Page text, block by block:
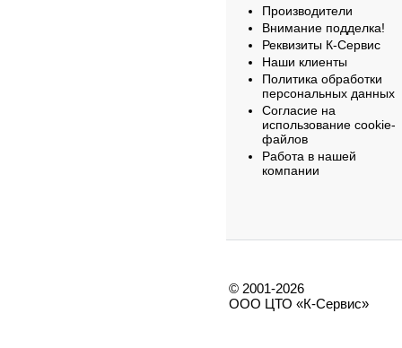
Производители
Внимание подделка!
Реквизиты К-Сервис
Наши клиенты
Политика обработки
персональных данных
Согласие на
использование cookie-
файлов
Работа в нашей
компании
© 2001-2026
ООО ЦТО «К-Сервис»